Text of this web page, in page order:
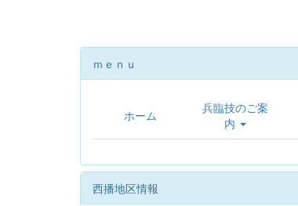
ｍｅｎｕ
ホーム
兵臨技のご案
内
西播地区情報